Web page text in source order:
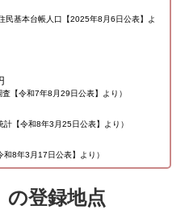
民基本台帳人口【2025年8月6日公表】よ
【令和7年8月29日公表】より）
計【令和8年3月25日公表】より）
和8年3月17日公表】より）
の登録地点